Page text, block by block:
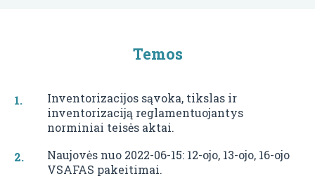
Temos
Inventorizacijos sąvoka, tikslas ir
inventorizaciją reglamentuojantys
norminiai teisės aktai.
Naujovės nuo 2022-06-15: 12-ojo, 13-ojo, 16-ojo
VSAFAS pakeitimai.